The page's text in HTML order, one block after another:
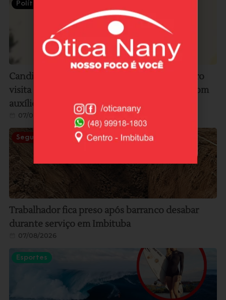
Política
Candidato ao Senado por SC, Carlos Bolsonaro
visita Laguna e acompanha pesca artesanal com
auxílio de botos
07/08/2026
Segurança
Trabalhador fica preso após barranco desabar
durante serviço em Imbituba
07/08/2026
Esportes